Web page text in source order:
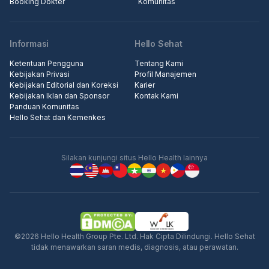
Informasi
Ketentuan Pengguna
Kebijakan Privasi
Kebijakan Editorial dan Koreksi
Kebijakan Iklan dan Sponsor
Panduan Komunitas
Hello Sehat dan Kemenkes
Hello Sehat
Tentang Kami
Profil Manajemen
Karier
Kontak Kami
Silakan kunjungi situs Hello Health lainnya
©2026 Hello Health Group Pte. Ltd. Hak Cipta Dilindungi. Hello Sehat
tidak menawarkan saran medis, diagnosis, atau perawatan.